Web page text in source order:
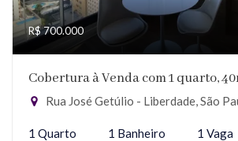
R$ 700.000
Cobertura à Venda com 1 quarto,
Rua José Getúlio - Liberdade, São
1 Quarto 1 Banheiro 1 Vaga